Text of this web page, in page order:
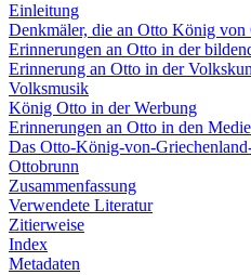
Einleitung
Denkmäler, die an Otto König von
Erinnerungen an Otto in der
Erinnerung an Otto in der
Volksmusik
König Otto in der Werbung
Erinnerungen an Otto in den
Das Otto-König-von-
Ottobrunn
Zusammenfassung
Verwendete Literatur
Zitierweise
Index
Metadaten